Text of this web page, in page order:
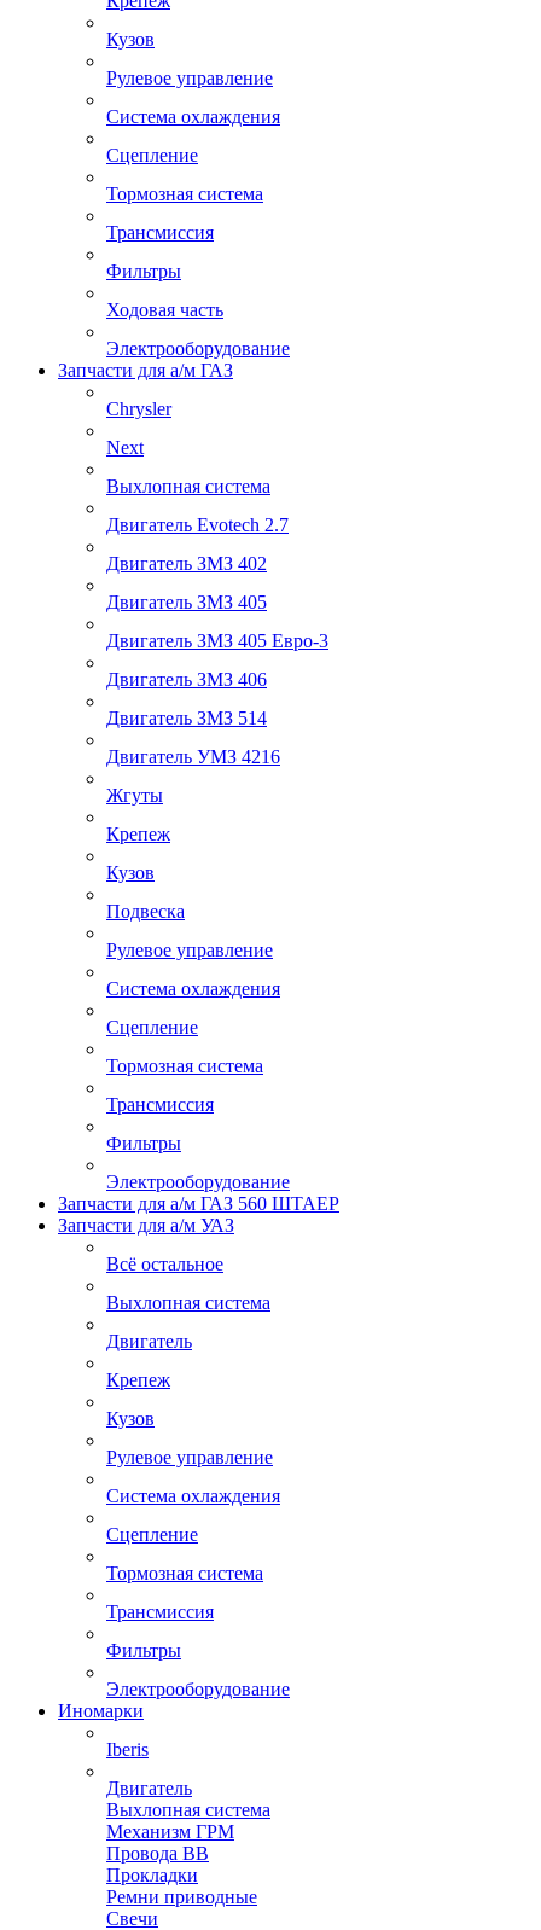
Кузов
Рулевое управление
Система охлаждения
Сцепление
Тормозная система
Трансмиссия
Фильтры
Ходовая часть
Электрооборудование
Запчасти для а/м ГАЗ
Chrysler
Next
Выхлопная система
Двигатель Evotech 2.7
Двигатель ЗМЗ 402
Двигатель ЗМЗ 405
Двигатель ЗМЗ 405 Евро-3
Двигатель ЗМЗ 406
Двигатель ЗМЗ 514
Двигатель УМЗ 4216
Жгуты
Крепеж
Кузов
Подвеска
Рулевое управление
Система охлаждения
Сцепление
Тормозная система
Трансмиссия
Фильтры
Электрооборудование
Запчасти для а/м ГАЗ 560 ШТАЕР
Запчасти для а/м УАЗ
Всё остальное
Выхлопная система
Двигатель
Крепеж
Кузов
Рулевое управление
Система охлаждения
Сцепление
Тормозная система
Трансмиссия
Фильтры
Электрооборудование
Иномарки
Iberis
Двигатель
Выхлопная система
Механизм ГРМ
Провода ВВ
Прокладки
Ремни приводные
Свечи